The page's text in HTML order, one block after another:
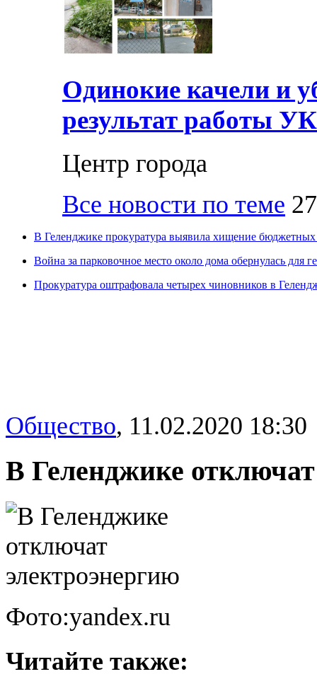
Одинокие качели и
результат работы
Центр города
Все новости по теме
В Геленджике прокуратура выявила хищение бюджетных
Война за парковочное место около дома обернулась для
Прокуратура оштрафовала четырех чиновников в
Общество, 11.02.2020 18:30
В Геленджике
Фото:yandex.ru
Читайте также: